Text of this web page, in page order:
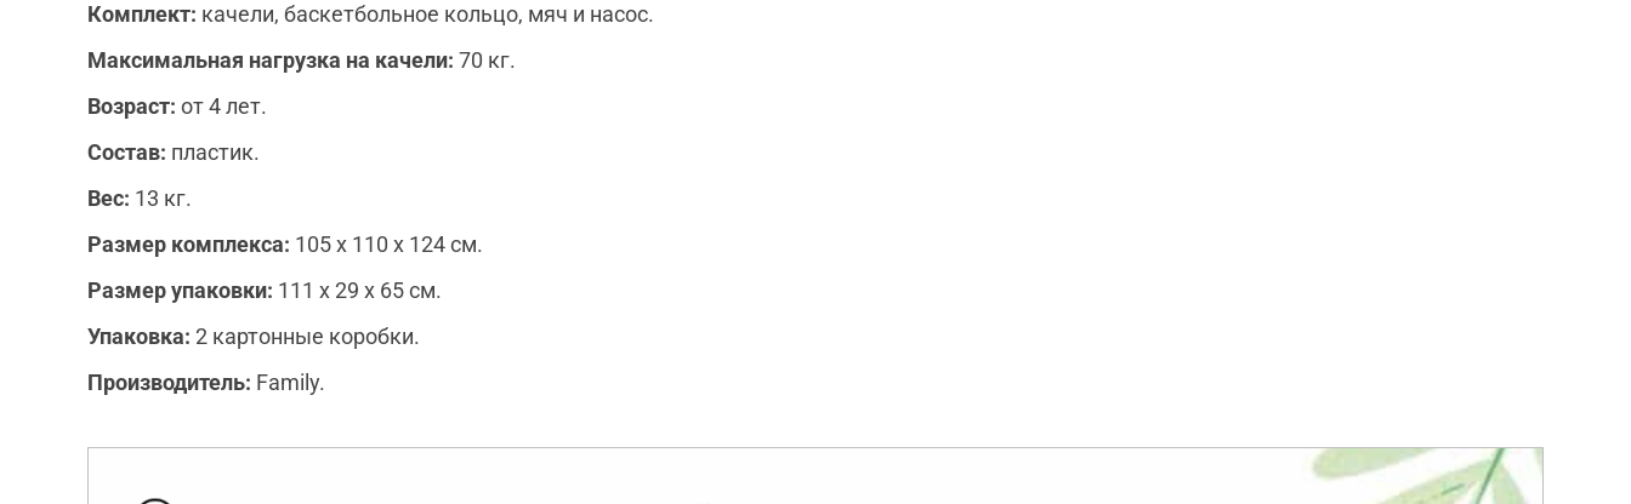
Комплект: качели, баскетбольное кольцо, мяч и насос.
Максимальная нагрузка на качели: 70 кг.
Возраст: от 4 лет.
Состав: пластик.
Вес: 13 кг.
Размер комплекса: 105 х 110 х 124 см.
Размер упаковки: 111 х 29 х 65 см.
Упаковка: 2 картонные коробки.
Производитель: Family.